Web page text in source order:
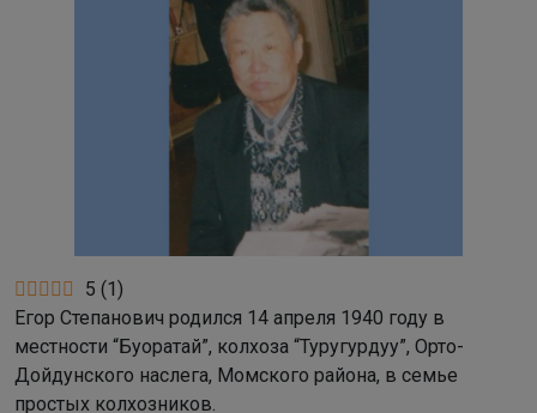
5 (1)
Егор Степанович родился 14 апреля 1940 году в
местности “Буоратай”, колхоза “Туругурдуу”, Орто-
Дойдунского наслега, Момского района, в семье
простых колхозников.